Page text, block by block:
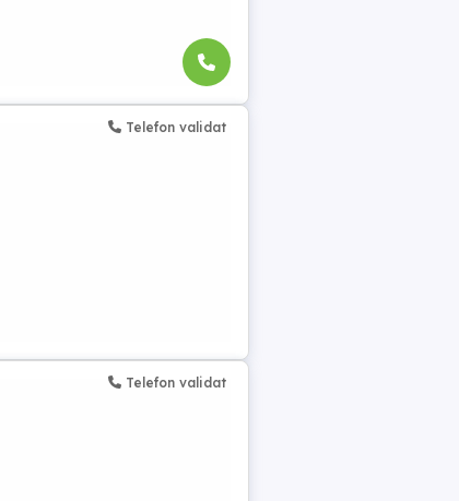
Telefon validat
Telefon validat